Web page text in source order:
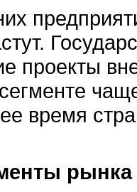
проекты
время